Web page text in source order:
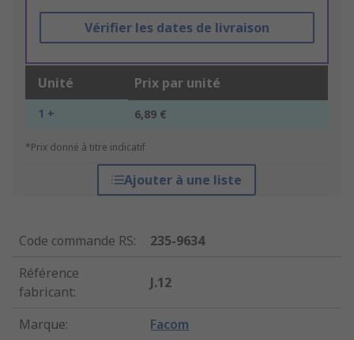
Vérifier les dates de livraison
Unité Prix par unité
1 + 6,89 €
*Prix donné à titre indicatif
Ajouter à une liste
Code commande RS:
235-9634
Référence
fabricant:
J.12
Marque: Facom